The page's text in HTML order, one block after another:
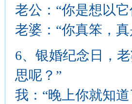
老公：“你是想以
老婆：“你真笨，
6、银婚纪念日，
思呢？”
我：“晚上你就知